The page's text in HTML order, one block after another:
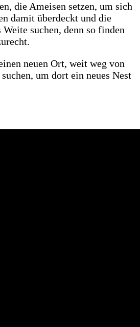
die Ameisen setzen, um sich
damit überdeckt und die
Weite suchen, denn so finden
neuen Ort, weit weg von
um dort ein neues Nest